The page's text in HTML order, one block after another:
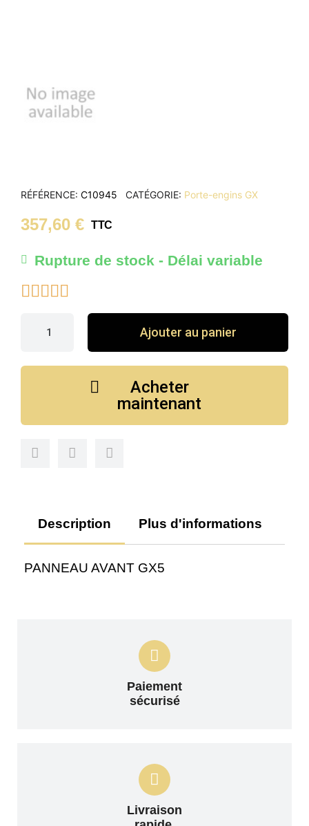
RÉFÉRENCE C10945 CATÉGORIE Porte-engins GX
357,60 € TTC
Rupture de stock - Délai variable

Ajouter au panier
Acheter
maintenant
Description Plus d'informations
PANNEAU AVANT GX5
Paiement
sécurisé
Livraison